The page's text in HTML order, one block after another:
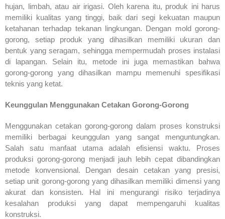
hujan, limbah, atau air irigasi. Oleh karena itu, produk ini harus
memiliki kualitas yang tinggi, baik dari segi kekuatan maupun
ketahanan terhadap tekanan lingkungan. Dengan mold gorong-
gorong, setiap produk yang dihasilkan memiliki ukuran dan
bentuk yang seragam, sehingga mempermudah proses instalasi
di lapangan. Selain itu, metode ini juga memastikan bahwa
gorong-gorong yang dihasilkan mampu memenuhi spesifikasi
teknis yang ketat.
Keunggulan Menggunakan Cetakan Gorong-Gorong
Menggunakan cetakan gorong-gorong dalam proses konstruksi
memiliki berbagai keunggulan yang sangat menguntungkan.
Salah satu manfaat utama adalah efisiensi waktu. Proses
produksi gorong-gorong menjadi jauh lebih cepat dibandingkan
metode konvensional. Dengan desain cetakan yang presisi,
setiap unit gorong-gorong yang dihasilkan memiliki dimensi yang
akurat dan konsisten. Hal ini mengurangi risiko terjadinya
kesalahan produksi yang dapat mempengaruhi kualitas
konstruksi.